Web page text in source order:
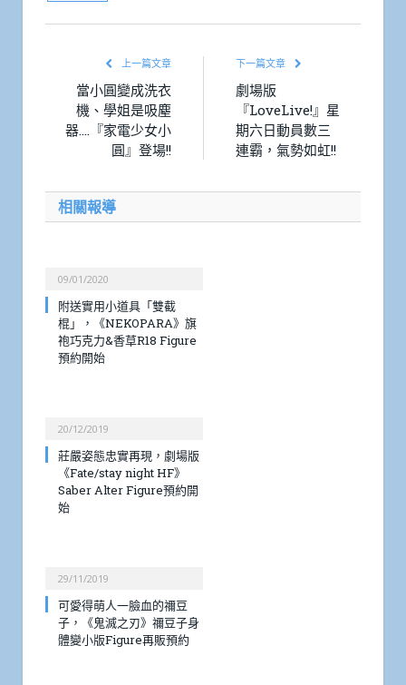
上一篇文章
當小圓變成洗衣
機、學姐是吸塵
器….『家電少女小
圓』登場!!
下一篇文章
劇場版
『LoveLive!』星
期六日動員數三
連霸，氣勢如虹!!
相關報導
09/01/2020
附送實用小道具「雙截
棍」，《NEKOPARA》旗
袍巧克力&香草R18 Figure
預約開始
20/12/2019
莊嚴姿態忠實再現，劇場版
《Fate/stay night HF》
Saber Alter Figure預約開
始
29/11/2019
可愛得萌人一臉血的禰豆
子，《鬼滅之刃》禰豆子身
體變小版Figure再販預約